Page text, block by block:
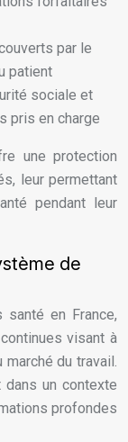
par le
patient
sociale et
pris en charge
une protection
leur permettant
pendant leur
de
en France,
visant à
marché du travail.
dans un contexte
profondes